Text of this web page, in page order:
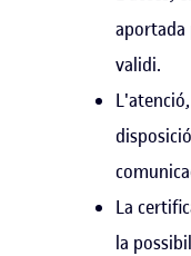
aportada
validi.
La
la